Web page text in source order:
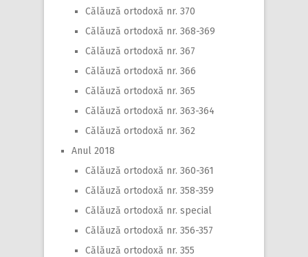
Călăuză ortodoxă nr. 370
Călăuză ortodoxă nr. 368-369
Călăuză ortodoxă nr. 367
Călăuză ortodoxă nr. 366
Călăuză ortodoxă nr. 365
Călăuză ortodoxă nr. 363-364
Călăuză ortodoxă nr. 362
Anul 2018
Călăuză ortodoxă nr. 360-361
Călăuză ortodoxă nr. 358-359
Călăuză ortodoxă nr. special
Călăuză ortodoxă nr. 356-357
Călăuză ortodoxă nr. 355